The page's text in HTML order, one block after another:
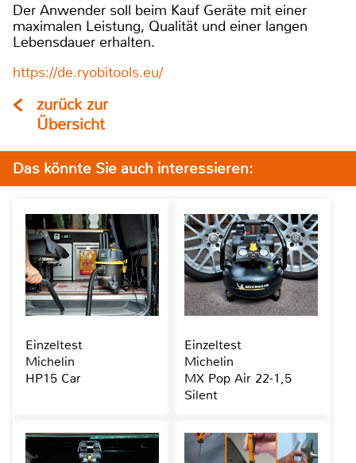
Der Anwender soll beim Kauf Geräte mit einer
maximalen Leistung, Qualität und einer langen
Lebensdauer erhalten.
https://de.ryobitools.eu/
zurück zur
Übersicht
Das könnte Sie auch interessieren:
Einzeltest
Michelin
HP15 Car
Einzeltest
Michelin
MX Pop Air 22-1,5
Silent